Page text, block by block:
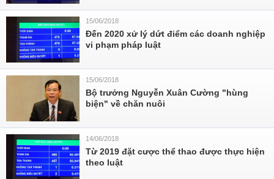
15/06/2018
Đến 2020 xử lý dứt điểm các doanh nghiệp
vi phạm pháp luật
15/06/2018
Bộ trưởng Nguyễn Xuân Cường "hùng
biện" về chăn nuôi
14/06/2018
Từ 2019 đặt cược thể thao được thực hiện
theo luật